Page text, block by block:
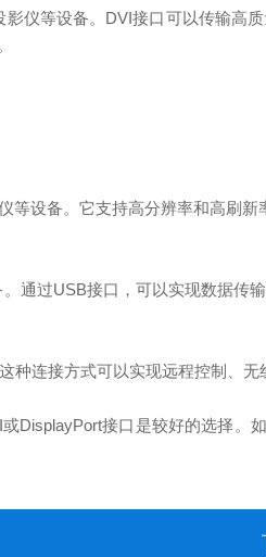
等设备。DVI接口可以传输高
设备。它支持高分辨率和高刷新
过USB接口，可以实现数据传
连接方式可以实现远程控制、无
接口是较好的选择。